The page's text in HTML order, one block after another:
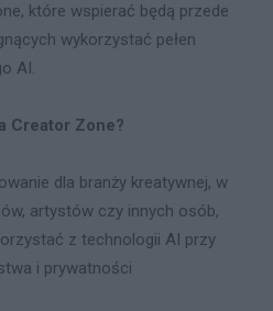
które wspierać będą przede
wykorzystać pełen
AI.
Creator Zone?
dla branży kreatywnej, w
artystów czy innych osób,
z technologii AI przy
i prywatności